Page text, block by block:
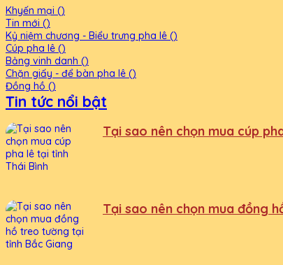
Khyến mại ()
Tin mới ()
Kỷ niệm chương - Biểu trưng pha lê ()
Cúp pha lê ()
Bảng vinh danh ()
Chặn giấy - để bàn pha lê ()
Đồng hồ ()
Tin tức nổi bật
Tại sao nên chọn mua cúp
Tại sao nên chọn mua đồng